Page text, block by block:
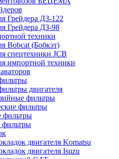
Грейдера ДЗ-122
Грейдера ДЗ-98
техники
Bobcat (Бобкэт)
спецтехники JCB
импортной техники
двигателя
фильтры
фильтры
фильтры
двигателя Komatsu
двигателя Isuzu